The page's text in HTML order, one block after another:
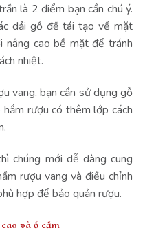
là 2 điểm bạn cần chú ý.
dải gỗ để tái tạo về mặt
nâng cao bề mặt để tránh
nhiệt.
vang, bạn cần sử dụng gỗ
rượu có thêm lớp cách
chúng mới dễ dàng cung
rượu vang và điều chỉnh
hợp để bảo quản rượu.
và ổ cắm